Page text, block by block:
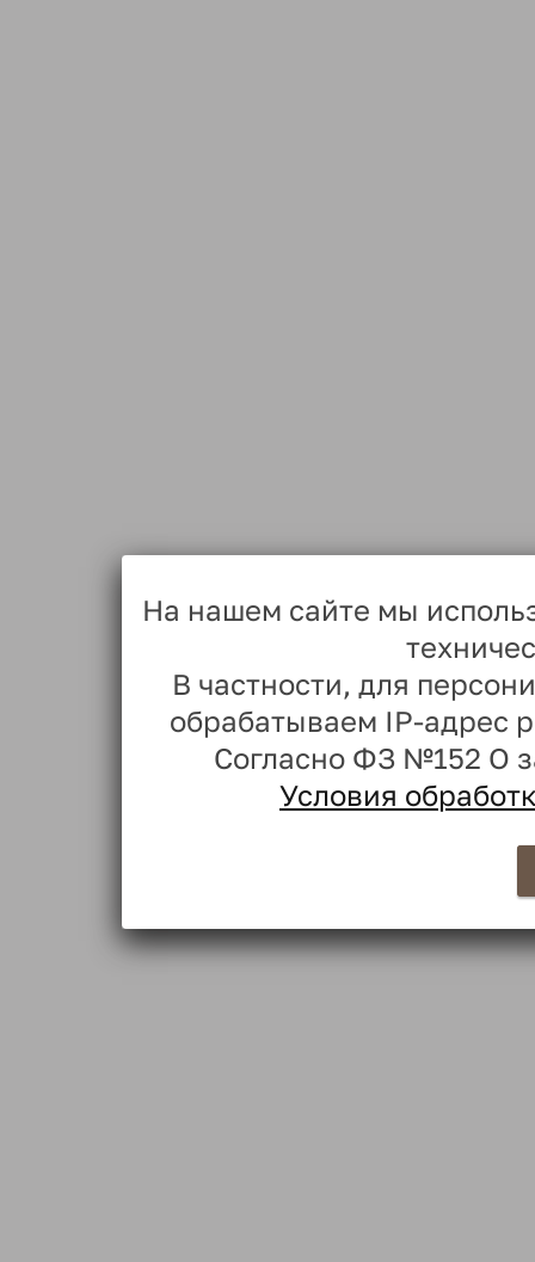
На нашем сайте мы
В частности, для
обрабатываем IP-адрес
Согласно ФЗ №152 О
Условия